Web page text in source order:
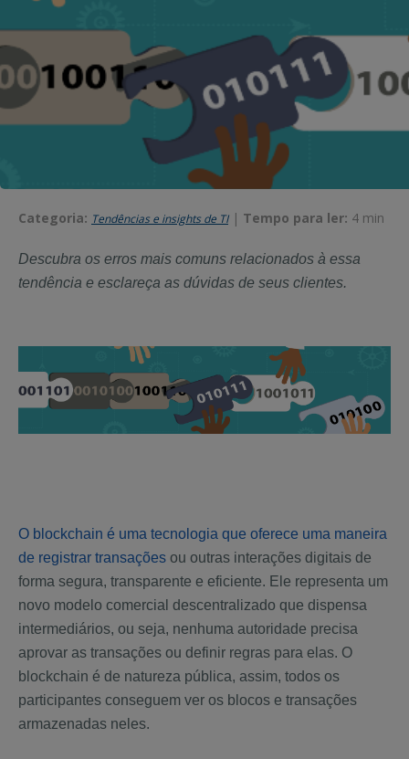
Categoria: Tendências e insights de TI | Tempo para ler: 4 min
Descubra os erros mais comuns relacionados à essa
tendência e esclareça as dúvidas de seus clientes.
O blockchain é uma tecnologia que oferece uma maneira
de registrar transações ou outras interações digitais de
forma segura, transparente e eficiente. Ele representa um
novo modelo comercial descentralizado que dispensa
intermediários, ou seja, nenhuma autoridade precisa
aprovar as transações ou definir regras para elas. O
blockchain é de natureza pública, assim, todos os
participantes conseguem ver os blocos e transações
armazenadas neles.